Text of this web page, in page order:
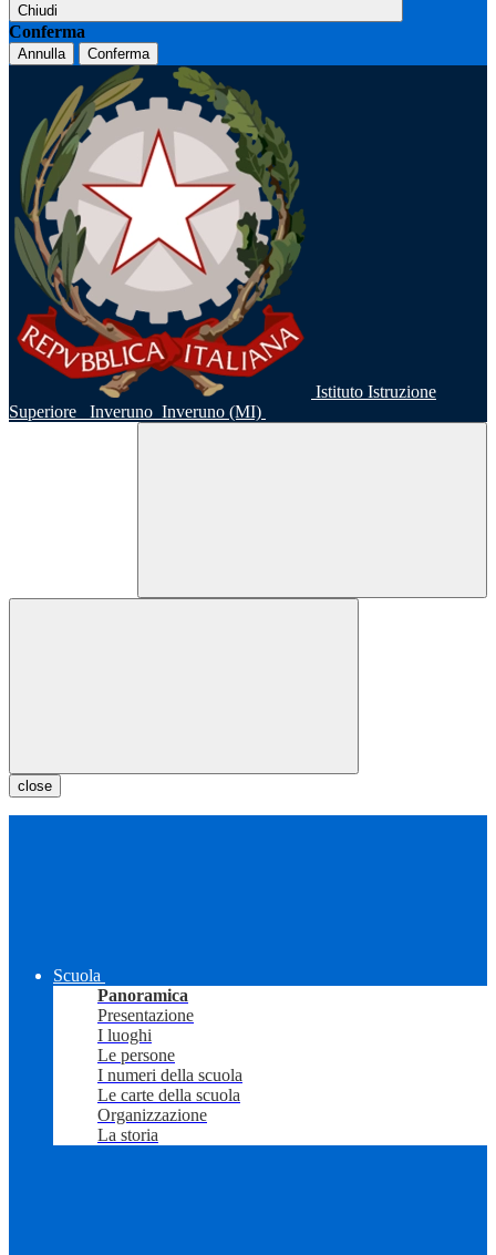
Chiudi
Conferma
Annulla Conferma
Istituto Istruzione
Superiore
Inveruno Inveruno (MI)
close
Scuola
Panoramica
Presentazione
I luoghi
Le persone
I numeri della scuola
Le carte della scuola
Organizzazione
La storia